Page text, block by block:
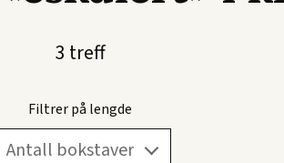
3 treff
Filtrer på lengde